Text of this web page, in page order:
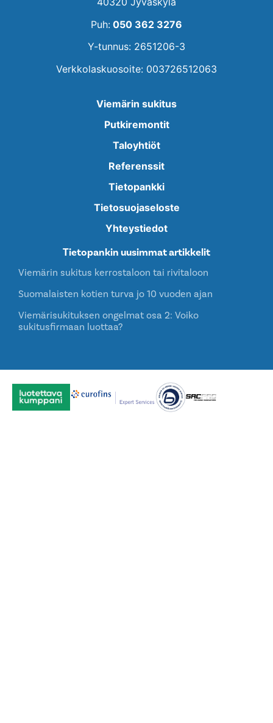
Puh: 050 362 3276
Y-tunnus: 2651206-3
Verkkolaskuosoite: 003726512063
Viemärin sukitus
Putkiremontit
Taloyhtiöt
Referenssit
Tietopankki
Tietosuojaseloste
Yhteystiedot
Tietopankin uusimmat artikkelit
Viemärin sukitus kerrostaloon tai rivitaloon
Suomalaisten kotien turva jo 10 vuoden ajan
Viemärisukituksen ongelmat osa 2: Voiko
sukitusfirmaan luottaa?